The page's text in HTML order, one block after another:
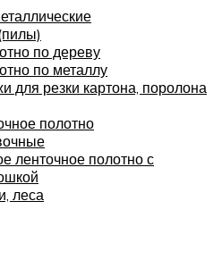
по дереву
по металлу
для резки картона, поролона
полотно
ленточное полотно с
леса